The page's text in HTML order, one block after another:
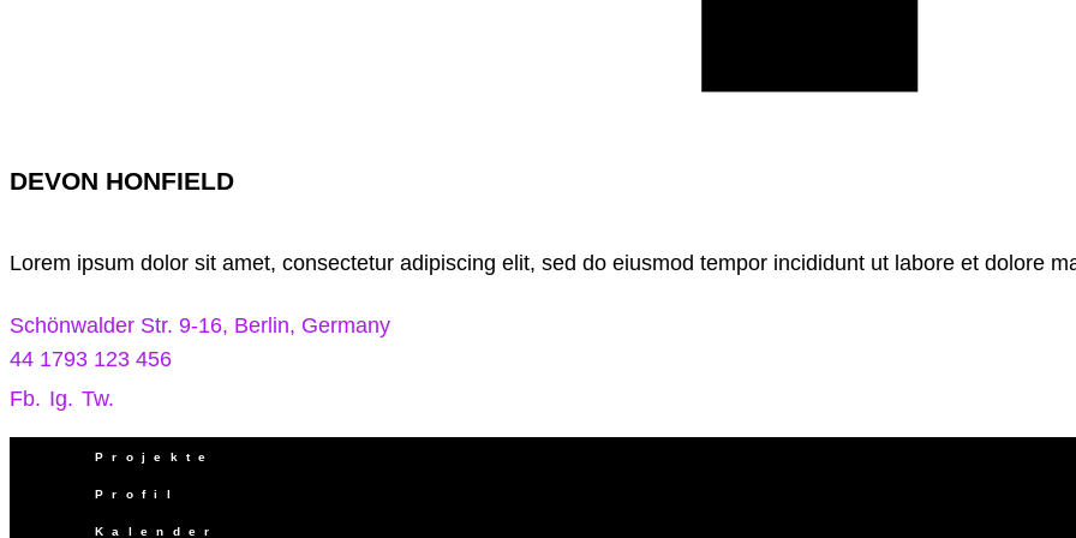
DEVON HONFIELD
Lorem ipsum dolor sit amet, consectetur adipiscing elit, sed do eiusmod tempor incididunt ut labore et dolore
Schönwalder Str. 9-16, Berlin, Germany
44 1793 123 456
Fb. Ig. Tw.
Projekte
Profil
Kalender